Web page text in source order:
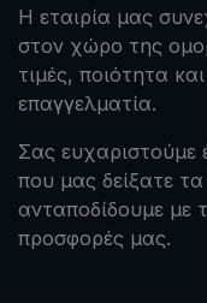
Η εταιρία μας
στον χώρο της
τιμές, ποιότητα
επαγγελματία.
Σας ευχαριστούμε
που μας δείξατε
ανταποδίδουμε με
προσφορές μας.